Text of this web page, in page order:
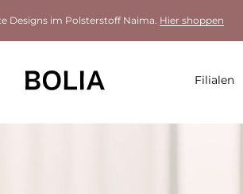
Designs im Polsterstoff Naima. Hier shoppen
Filialen